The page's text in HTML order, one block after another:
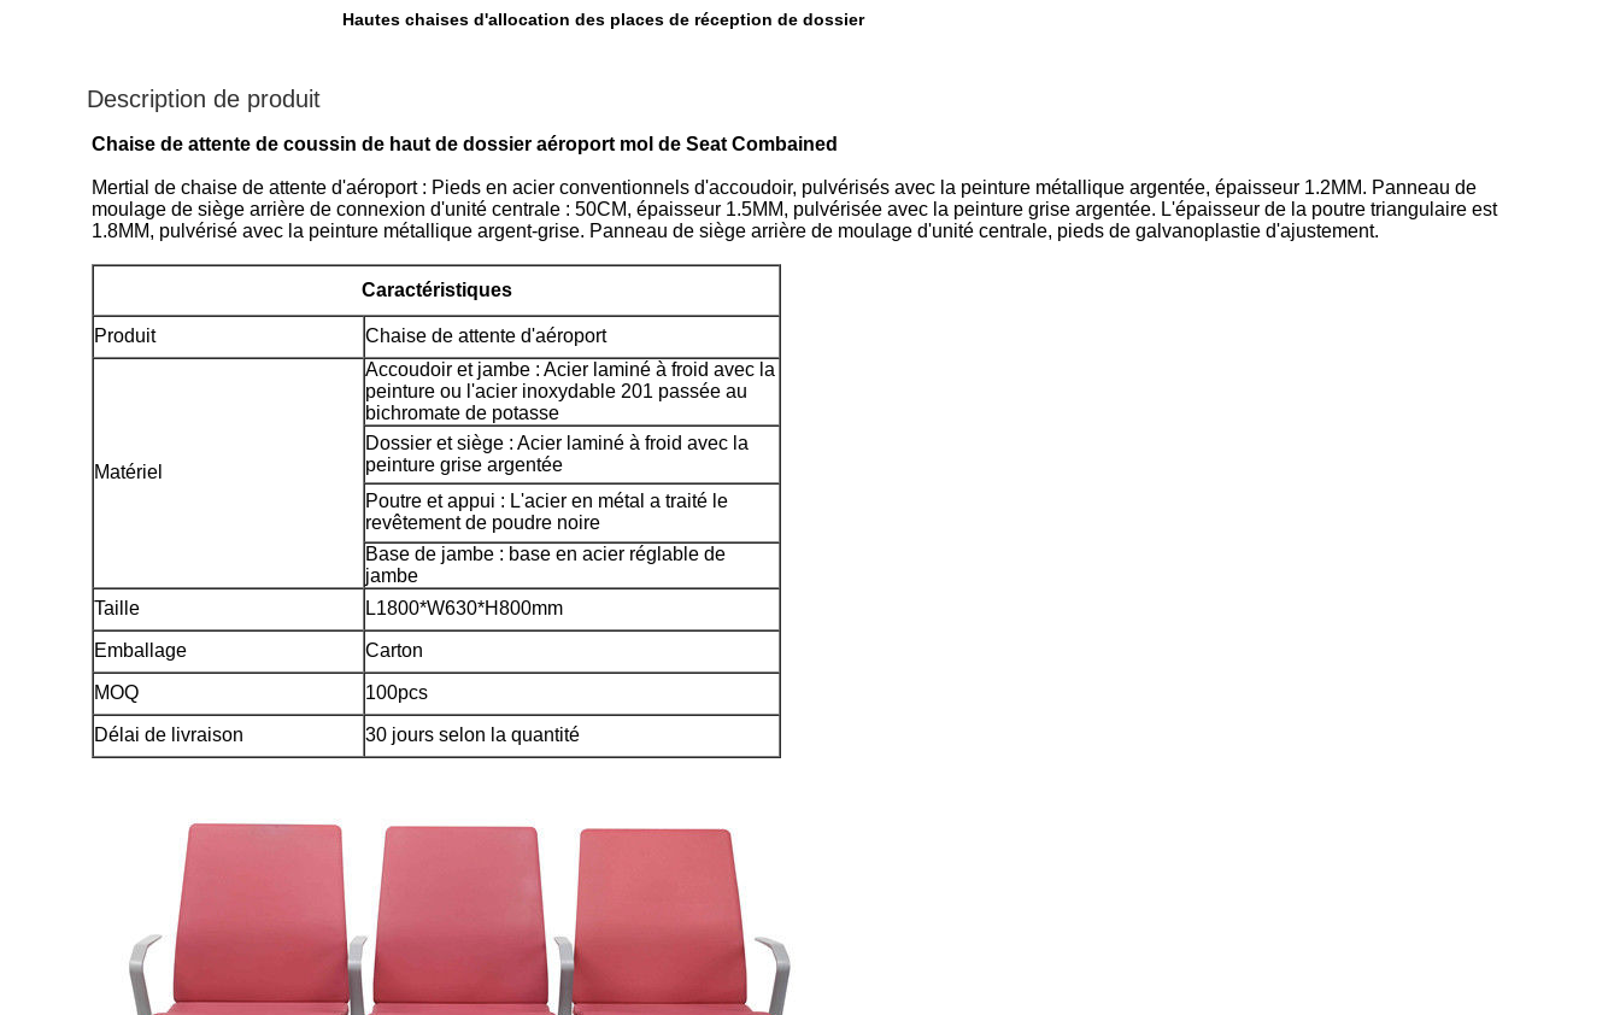
Hautes chaises d'allocation des places de réception de dossier
Description de produit
Chaise de attente de coussin de haut de dossier aéroport mol de Seat Combained
Mertial de chaise de attente d'aéroport : Pieds en acier conventionnels d'accoudoir, pulvérisés avec la peinture métallique argentée, épaisseur 1.2MM. Panneau de
moulage de siège arrière de connexion d'unité centrale : 50CM, épaisseur 1.5MM, pulvérisée avec la peinture grise argentée. L'épaisseur de la poutre triangulaire est
1.8MM, pulvérisé avec la peinture métallique argent-grise. Panneau de siège arrière de moulage d'unité centrale, pieds de galvanoplastie d'ajustement.
Caractéristiques
Produit Chaise de attente d'aéroport
Matériel
Accoudoir et jambe : Acier laminé à froid avec la
peinture ou l'acier inoxydable 201 passée au
bichromate de potasse
Dossier et siège : Acier laminé à froid avec la
peinture grise argentée
Poutre et appui : L'acier en métal a traité le
revêtement de poudre noire
Base de jambe : base en acier réglable de
jambe
Taille
L1800*W630*H800mm
Emballage Carton
MOQ 100pcs
Délai de livraison 30 jours selon la quantité